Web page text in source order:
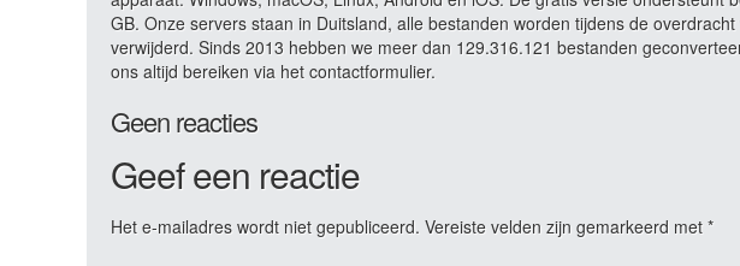
GB. Onze servers staan in Duitsland, alle bestanden worden tijdens de
verwijderd. Sinds 2013 hebben we meer dan 129.316.121 bestanden
ons altijd bereiken via het contactformulier.
Geen reacties
Geef een reactie
Het e-mailadres wordt niet gepubliceerd. Vereiste velden zijn gemarkeerd met *